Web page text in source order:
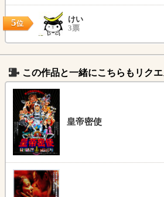
5位
けい
3票
この作品と一緒にこちらもリクエ
皇帝密使